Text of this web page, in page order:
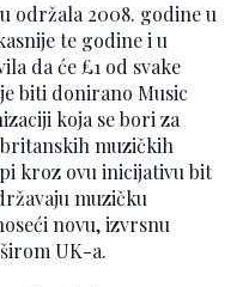
održala 2008. godine u
te godine i u
da će £1 od svake
biti donirano Music
koja se bori za
muzičkih
kroz ovu inicijativu bit
muzičku
novu, izvrsnu
UK-a.